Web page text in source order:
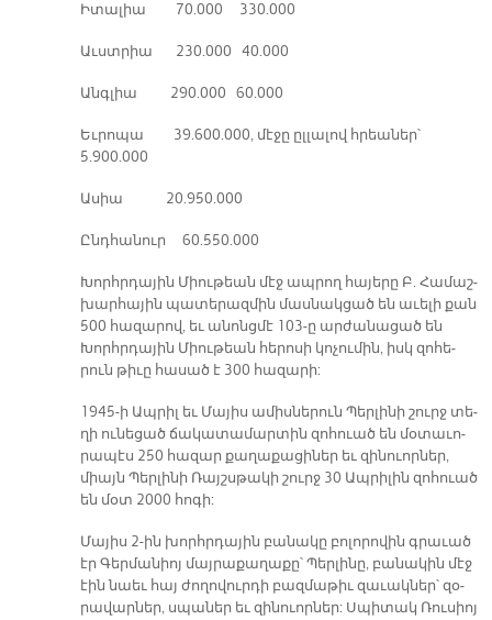
Ի­տա­լիա 70.000 330.000
Աւստ­րիա 230.000 40.000
Անգ­լիա 290.000 60.000
Եւ­րո­պա 39.600.000, մէ­ջը ըլ­լալով հրեա­ներ՝
5.900.000
Ա­սիա 20.950.000
Ընդ­հա­նուր 60.550.000
Խորհր­դա­յին Միու­թեան մէջ ապ­րող հա­յե­րը Բ. Հա­մաշ­
խար­հա­յին պա­տե­րազ­մին մաս­նակ­ցած են ա­ւե­լի քան
500 հա­զա­րով, եւ ա­նոնց­մէ 103-ը ար­ժա­նա­ցած են
Խորհր­դա­յին Միու­թեան հե­րո­սի կո­չու­մին, իսկ զո­հե­
րուն թի­ւը հա­սած է 300 հա­զա­րի:
1945-ի Ապ­րիլ եւ Մա­յիս ա­միս­նե­րուն Պեր­լի­նի շուրջ տե­
ղի ու­նե­ցած ճա­կա­տա­մար­տին զո­հուած են մօ­տա­ւո­
րա­պէս 250 հա­զար քա­ղա­քա­ցի­ներ եւ զինուոր­ներ,
միայն Պեր­լի­նի Ռայշս­թա­կի շուրջ 30 Ապ­րի­լին զո­հուած
են մօտ 2000 հո­գի:
Մա­յիս 2-ին խորհր­դա­յին բա­նա­կը բո­լո­րո­վին գրա­ւած
էր Գեր­մա­նիոյ մայ­րա­քա­ղա­քը՝ Պեր­լի­նը, բա­նա­կին մէջ
էին նաեւ հայ ժո­ղո­վուր­դի բազ­մա­թիւ զա­ւակ­ներ՝ զօ­
րա­վար­ներ, սպա­ներ եւ զի­նուոր­ներ: Սպի­տակ Ռու­սիոյ